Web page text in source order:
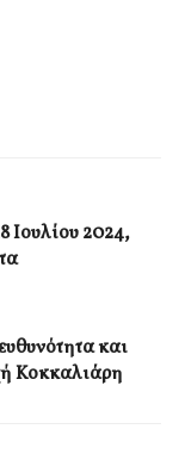
Ιουλίου 2024,
και
Κοκκαλιάρη